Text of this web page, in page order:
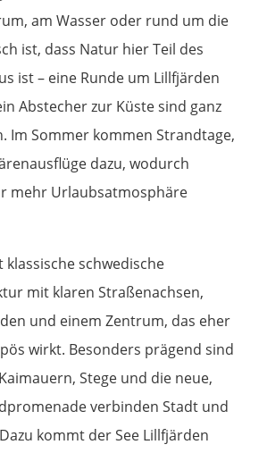
am Wasser oder rund um die
ist, dass Natur hier Teil des
ist – eine Runde um Lillfjärden
Abstecher zur Küste sind ganz
Im Sommer kommen Strandtage,
dazu, wodurch
mehr Urlaubsatmosphäre
klassische schwedische
mit klaren Straßenachsen,
und einem Zentrum, das eher
wirkt. Besonders prägend sind
Stege und die neue,
verbinden Stadt und
kommt der See Lillfjärden
Ost